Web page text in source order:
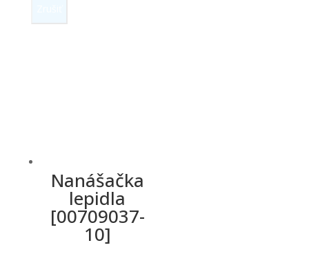
Nanášačka
lepidla
[00709037-
10]